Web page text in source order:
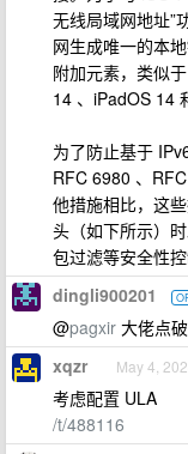
无线局域网地址”
网生成唯一的本
附加元素，类似
14 、iPadOS 14
为了防止基于
RFC 6980 、
他措施相比，这
头（如下所示）
包过滤等安全性控
dingli900201
@pagxir 大佬点
xqzr May 4,
考虑配置 ULA
/t/488116